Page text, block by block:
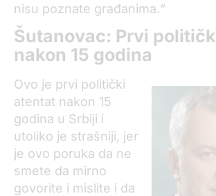
nisu poznate građanima.“
Šutanovac: Prvi
nakon 15 godina
Ovo je prvi politički
atentat nakon 15
godina u Srbiji i
utoliko je strašniji, jer
je ovo poruka da ne
smete da mirno
govorite i mislite i da